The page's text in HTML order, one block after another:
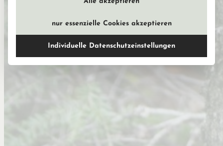
nur essenzielle Cookies akzeptieren
Individuelle Datenschutzeinstellungen